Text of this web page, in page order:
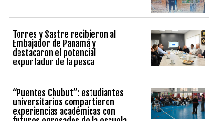
Torres y Sastre recibieron al
Embajador de Panamá y
destacaron el potencial
exportador de la pesca
“Puentes Chubut”: estudiantes
universitarios compartieron
experiencias académicas con